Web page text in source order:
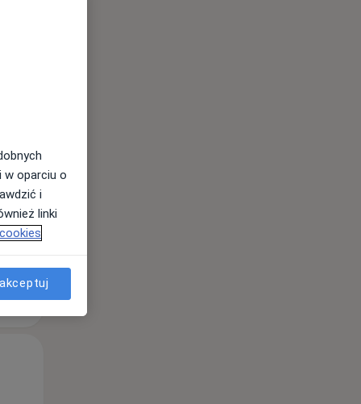
w oparciu o
i
linki